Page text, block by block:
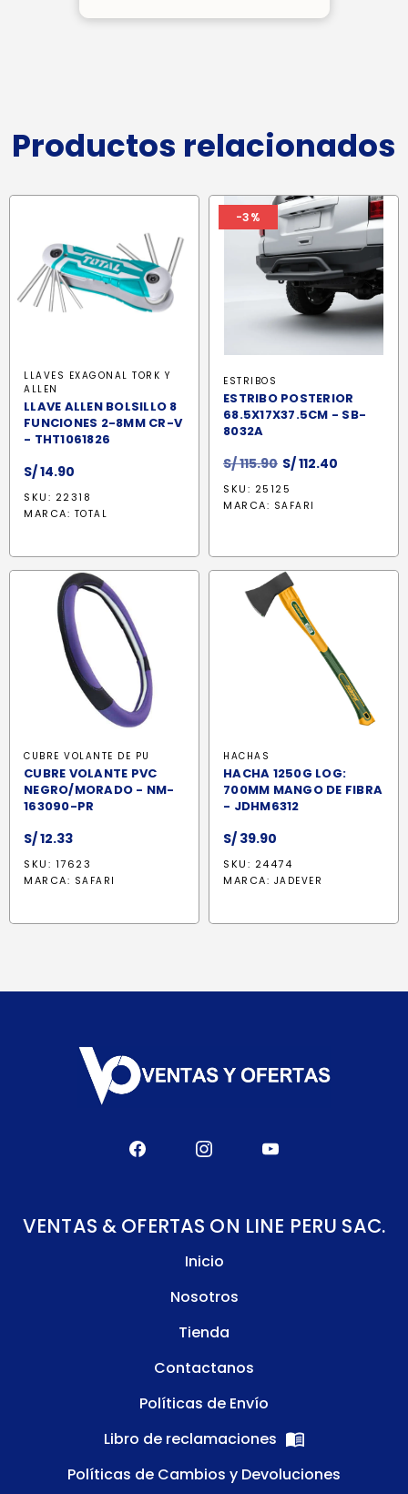
Productos relacionados
LLAVES EXAGONAL TORK Y
ALLEN
LLAVE ALLEN BOLSILLO 8
FUNCIONES 2-8MM CR-V
- THT1061826
S/14.90
SKU: 22318
MARCA: TOTAL
-3%
ESTRIBOS
ESTRIBO POSTERIOR
68.5X17X37.5CM - SB-
8032A
S/115.90 El
precio
original
S/112.40
SKU: 25125
MARCA: SAFARI
CUBRE VOLANTE DE PU
CUBRE VOLANTE PVC
NEGRO/MORADO - NM-
163090-PR
S/12.33
SKU: 17623
MARCA: SAFARI
HACHAS
HACHA 1250G LOG:
700MM MANGO DE FIBRA
- JDHM6312
S/ 39.90
SKU: 24474
MARCA: JADEVER
VENTAS & OFERTAS ON LINE PERU SAC.
Inicio
Nosotros
Tienda
Contactanos
Políticas de Envío
Libro de reclamaciones
Políticas de Cambios y Devoluciones